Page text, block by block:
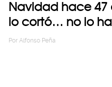
Navidad hace 47
lo cortó… no lo
Por Alfonso Peña